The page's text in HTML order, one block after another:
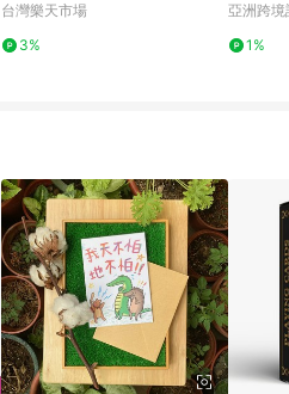
台灣樂天市場
3%
亞洲跨
1%